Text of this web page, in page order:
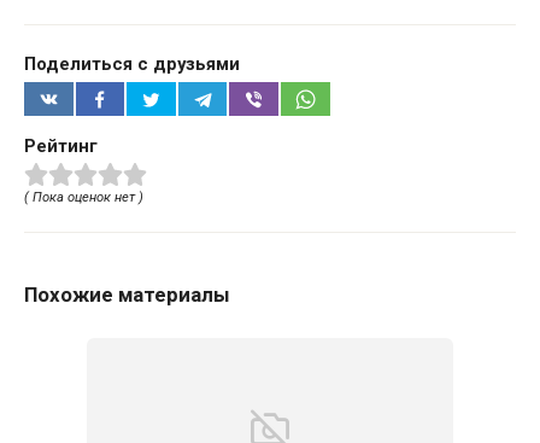
Поделиться с друзьями
Рейтинг
( Пока оценок нет )
Похожие материалы